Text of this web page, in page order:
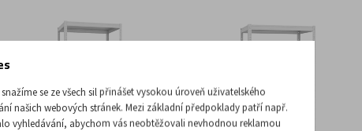
se ze všech sil přinášet vysokou úroveň uživatelského
našich webových stránek. Mezi základní předpoklady patří např.
vyhledávání, abychom vás neobtěžovali nevhodnou reklamou